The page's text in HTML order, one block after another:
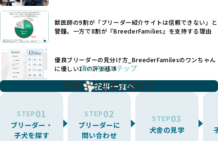
いなど、ワンちゃんの健康と福祉が犠牲にされることも少な
くありません。
また、健康リスクが予測しづらいミックス犬の繁殖や、愛情
が行き届かない多頭飼育等も問題です。これらのブリーディ
ング手法は、ワンちゃんの福祉を無視し、利益のみを追求す
るブリーダーによるものが多く、消費者にとっても深刻な課
題となっています。
BreederFamiliesでは、こうしたワンちゃんに優しくないブ
リーディングをなくすため、すべてのワンちゃんを家族のよ
うに大切に飼育・繁殖を行っている「優良ブリーダー」のみ
BreederFamiliesでは、アニマルウェルフェアを最優先に考
えた6つの絶対基準と12の総合基準を設定しています。これに
できるかどうかは、ブリーダーの専門性に大きく関わりま
す。
優良ブリーダーは、少数の犬種（一般的に3種以内）に絞って
繁殖を行い、各犬種の特徴を熟知しています。これにより、
犬種ごとの健康管理や繁殖において質の高いケアを提供する
ことが可能です。
一方、営利優先ブリーダーは流行や需要に応じて扱う犬種を
増やす傾向があり、犬種ごとに異なる健康問題や適切な育成
環境を十分に考慮しない場合があります。こうしたブリーダ
たりストレスを抱えたりするリスクが高まります。
「少数の犬種に集中」の詳細はこちら
獣医師の9割が「ブリーダー紹介サイトは信頼できない」と
警鐘。一方で8割が『BreederFamilies』を支持する理由
優良ブリーダーの見分け方_BreederFamilesのワンちゃん
に優しい18の評価基準
記事一覧へ
使い方のステップ
子犬をお迎えするまで
STEP01
ブリーダー・
子犬を探す
STEP02
ブリーダーに
問い合わせ
STEP03
犬舎の見学